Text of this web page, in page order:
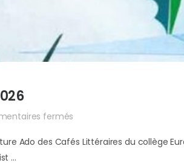
fermés
Ado des Cafés Littéraires du collège
...